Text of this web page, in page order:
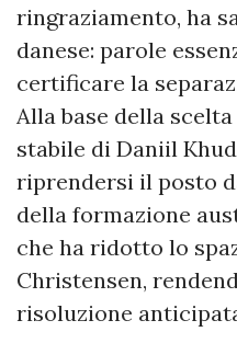
ringraziamento, ha
danese: parole
certificare la
Alla base della
stabile di Daniil
riprendersi il posto
della formazione
che ha ridotto lo
Christensen,
risoluzione